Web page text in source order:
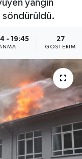
yangın
söndürüldü.
- 19:45 27
GÖSTERIM